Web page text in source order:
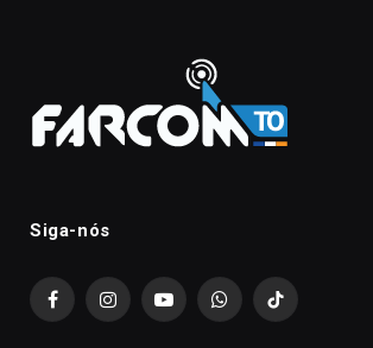
Siga-nós
FacebookInstagramYouTubeWhatsAppTikTok